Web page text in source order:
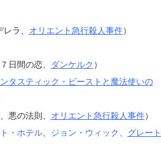
ラ、 オリエント急行殺人事件）
日間の恋、
ダンケルク ）
タスティック・ビーストと魔法使いの
悪の法則、 オリエント急行殺人事件）
・ホテル、 ジョン・ウィック
グレート